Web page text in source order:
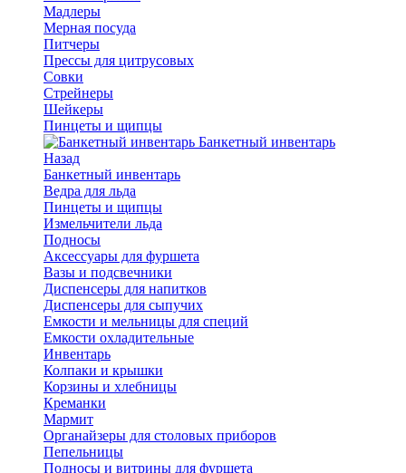
Мадлеры
Мерная посуда
Питчеры
Прессы для цитрусовых
Совки
Стрейнеры
Шейкеры
Пинцеты и щипцы
Банкетный инвентарь
Назад
Банкетный инвентарь
Ведра для льда
Пинцеты и щипцы
Измельчители льда
Подносы
Аксессуары для фуршета
Вазы и подсвечники
Диспенсеры для напитков
Диспенсеры для сыпучих
Емкости и мельницы для специй
Емкости охладительные
Инвентарь
Колпаки и крышки
Корзины и хлебницы
Креманки
Мармит
Органайзеры для столовых приборов
Пепельницы
Подносы и витрины для фуршета